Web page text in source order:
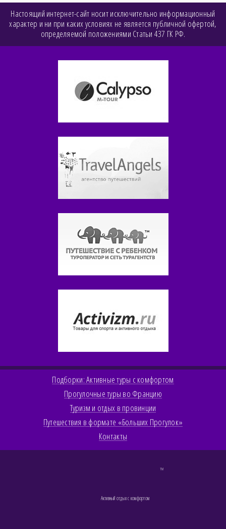
Настоящий интернет-сайт носит исключительно информационный
характер и ни при каких условиях не является публичной офертой,
определяемой положениями Статьи 437 ГК РФ.
Подборки: Активные туры с комфортом
Прогулочные туры во Францию
Туризм и отдых в провинции
Путешествия в формате «Больших Прогулок»
Контакты
TM
Активный отдых с комфортом